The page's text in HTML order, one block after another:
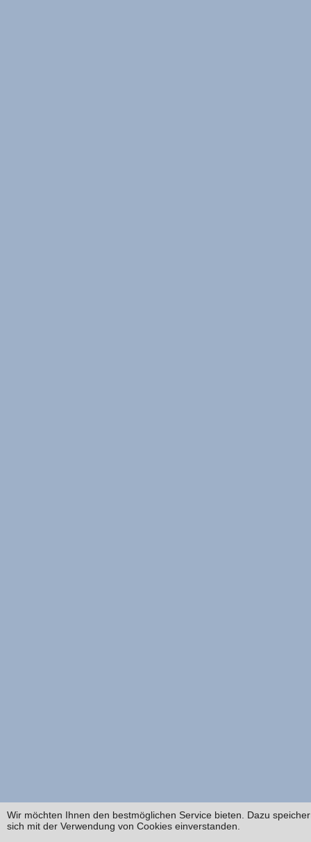
Wir möchten Ihnen den bestmöglichen Service bieten. Dazu
sich mit der Verwendung von Cookies einverstanden.